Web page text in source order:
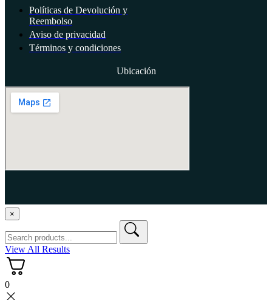
Políticas de Devolución y
Reembolso
Aviso de privacidad
Términos y condiciones
Ubicación
APG Todos los derechos reservados.
×
View All Results
0